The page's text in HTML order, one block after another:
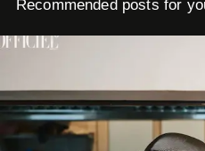
Recommended posts for